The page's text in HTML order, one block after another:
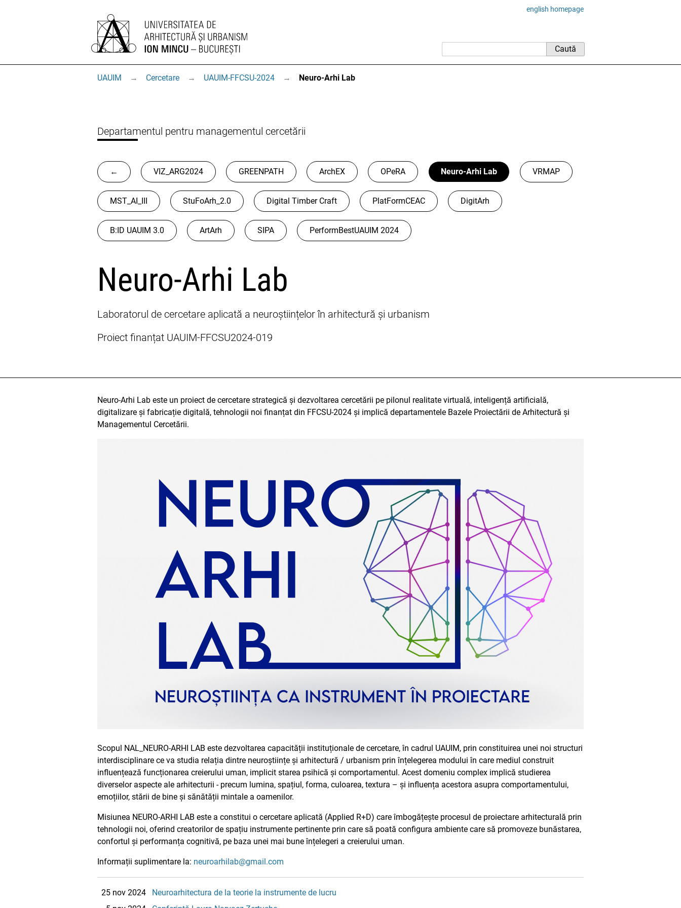
english homepage
UAUIM → Cercetare → UAUIM-FFCSU-2024 → Neuro-Arhi Lab
Departamentul pentru managementul cercetării
← VIZ_ARG2024 GREENPATH ArchEX OPeRA Neuro-Arhi Lab VRMAP
MST_AI_III StuFoArh_2.0 Digital Timber Craft PlatFormCEAC DigitArh
B:ID UAUIM 3.0 ArtArh SIPA PerformBestUAUIM 2024
Neuro-Arhi Lab
Laboratorul de cercetare aplicată a neuroștiințelor în arhitectură și urbanism
Proiect finanțat UAUIM-FFCSU2024-019
Neuro-Arhi Lab este un proiect de cercetare strategică și dezvoltarea cercetării pe pilonul realitate virtuală, inteligență artificială,
digitalizare și fabricație digitală, tehnologii noi finanțat din FFCSU-2024 și implică departamentele Bazele Proiectării de Arhitectură și
Managementul Cercetării.
Scopul NAL_NEURO-ARHI LAB este dezvoltarea capacității instituționale de cercetare, în cadrul UAUIM, prin constituirea unei noi structuri
interdisciplinare ce va studia relația dintre neuroștiințe și arhitectură / urbanism prin înțelegerea modului în care mediul construit
influențează funcționarea creierului uman, implicit starea psihică și comportamentul. Acest domeniu complex implică studierea
diverselor aspecte ale arhitecturii - precum lumina, spațiul, forma, culoarea, textura – și influența acestora asupra comportamentului,
emoțiilor, stării de bine și sănătății mintale a oamenilor.
Misiunea NEURO-ARHI LAB este a constitui o cercetare aplicată (Applied R+D) care îmbogățește procesul de proiectare arhitecturală prin
tehnologii noi, oferind creatorilor de spațiu instrumente pertinente prin care să poată configura ambiente care să promoveze bunăstarea,
confortul și performanța cognitivă, pe baza unei mai bune înțelegeri a creierului uman.
Informații suplimentare la: neuroarhilab@gmail.com
25 nov 2024
Neuroarhitectura de la teorie la instrumente de lucru